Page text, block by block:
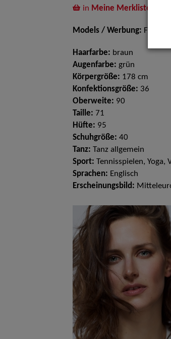
in Meine Merkliste
Models / Werbung:
Haarfarbe: braun
Augenfarbe: grün
Körpergröße: 178 cm
Konfektionsgröße: 36
Oberweite: 90
Taille: 71
Hüfte: 95
Schuhgröße: 40
Tanz: Tanz allgemein
Sport: Tennisspielen, Yoga,
Sprachen: Englisch
Erscheinungsbild: